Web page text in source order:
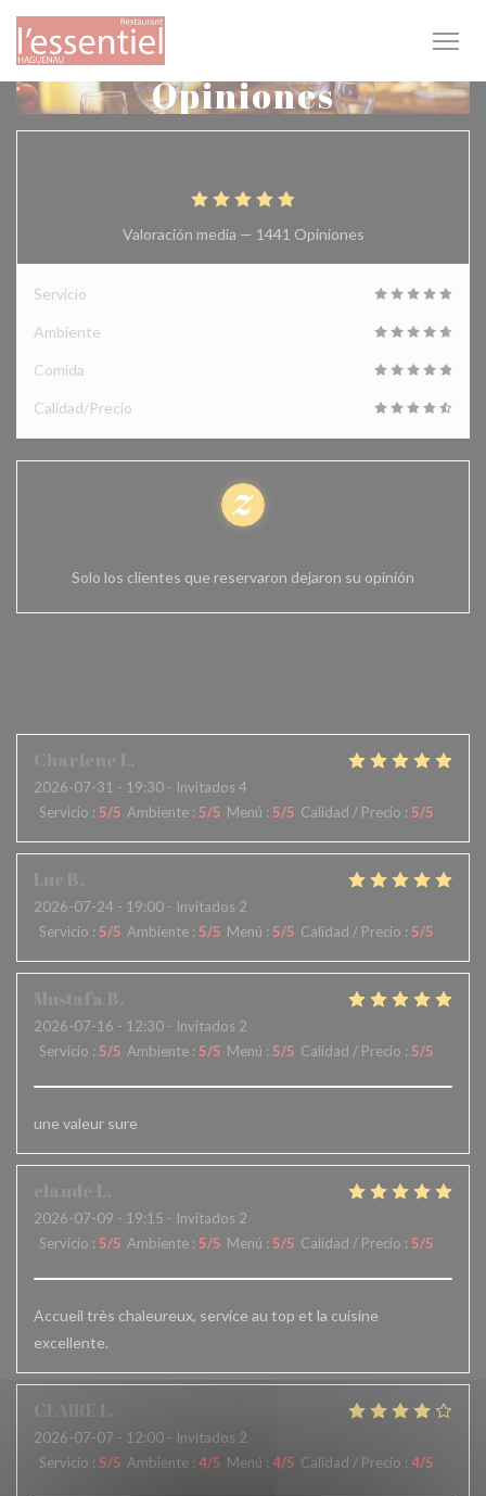
Personalización de sus opciones de cookies
Opiniones
2026-07-31 - 19:30 - Invitados 4
Servicio : 5/5 Ambiente : 5/5 Menú : 5/5 Calidad / Precio : 5/5
2026-07-24 - 19:00 - Invitados 2
Servicio : 5/5 Ambiente : 5/5 Menú : 5/5 Calidad / Precio : 5/5
2026-07-16 - 12:30 - Invitados 2
Servicio : 5/5 Ambiente : 5/5 Menú : 5/5 Calidad / Precio : 5/5
une valeur sure
2026-07-09 - 19:15 - Invitados 2
Servicio : 5/5 Ambiente : 5/5 Menú : 5/5 Calidad / Precio : 5/5
Accueil très chaleureux, service au top et la cuisine
excellente.
2026-07-07 - 12:00 - Invitados 2
Servicio : 5/5 Ambiente : 4/5 Menú : 4/5 Calidad / Precio : 4/5
Valoración media — 1441 Opiniones
Servicio
Ambiente
Comida
Calidad/Precio
Solo los clientes que reservaron dejaron su opinión